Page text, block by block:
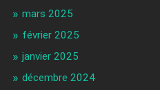
mars 2025
février 2025
janvier 2025
décembre 2024